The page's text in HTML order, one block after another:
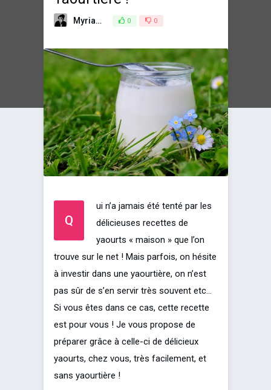
Myriam 10 juillet 2014
0 0
Q
ui n’a jamais été tenté par les
délicieuses recettes de
yaourts « maison » que l’on
trouve sur le net ! Mais parfois, on hésite
à investir dans une yaourtière, on n’est
pas sûr de s’en servir très souvent etc…
Si vous êtes dans ce cas, cette recette
est pour vous ! Je vous propose de
préparer grâce à celle-ci de délicieux
yaourts, chez vous, très facilement, et
sans yaourtière !